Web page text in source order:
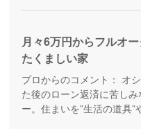
月々6万円からフルオ
たくましい家
プロからのコメント： オ
た後のローン返済に苦し
ー。住まいを”生活の道具”